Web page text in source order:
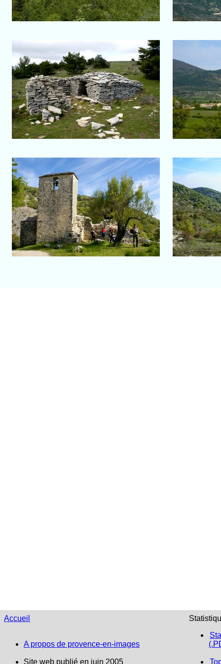
Salon-de-Provence
Crête de la Montagne de
Lure
Un jas
Le
Vière
Eglise du village Vallée
Accueil
A propos de provence-en-images
Site web publié en juin 2005